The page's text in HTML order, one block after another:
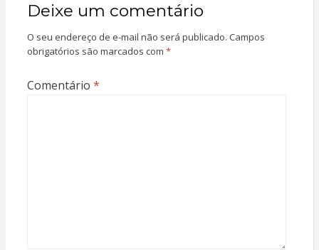
Deixe um comentário
O seu endereço de e-mail não será publicado. Campos
obrigatórios são marcados com *
Comentário *